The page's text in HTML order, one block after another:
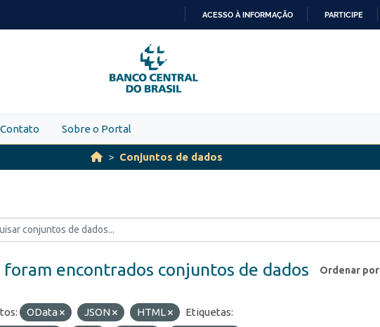
PARA
O
CONTEÚDO
ACESSO À INFORMAÇÃO PARTICIPE
Contato Sobre o Portal
Conjuntos de dados
Ordenar por
foram encontrados conjuntos de dados
OData JSON HTML
Etiquetas: